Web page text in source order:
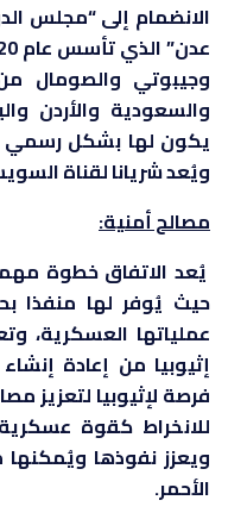
الانضمام إلى “مجلس
وجيبوتي والصومال من
والسعودية والأردن
يكون لها بشكل رسمي
ويُعد شريانا لقناة
مصالح أمنية:
يُعد الاتفاق خطوة
حيث يُوفر لها منفذا
عملياتها العسكرية،
إثيوبيا من إعادة إنشاء
فرصة لإثيوبيا لتعزيز
للانخراط كقوة
ويعزز نفوذها ويُمكنها
الأحمر.